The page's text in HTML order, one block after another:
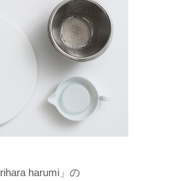
harumi」の